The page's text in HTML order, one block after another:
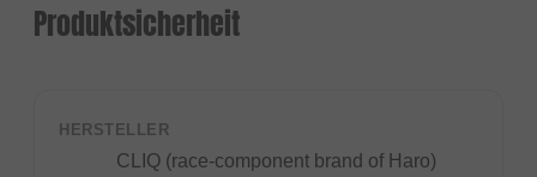
Produktsicherheit
HERSTELLER
CLIQ (race-component brand of Haro)